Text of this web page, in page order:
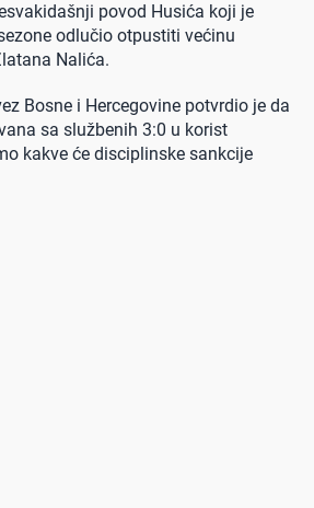
povod Husića koji je
odlučio otpustiti većinu
Nalića.
Bosne i Hercegovine potvrdio je da
sa službenih 3:0 u korist
kakve će disciplinske sankcije